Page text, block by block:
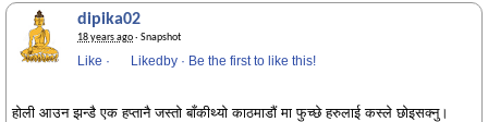
dipika02
18 years ago· Snapshot
Like · Likedby · Be the first to like this!
होली आउन झन्डै एक हप्तानै जस्तो बाँकीथ्यो काठमाडौं मा फुच्छे हरुलाई कस्ले छोइसक्नु।